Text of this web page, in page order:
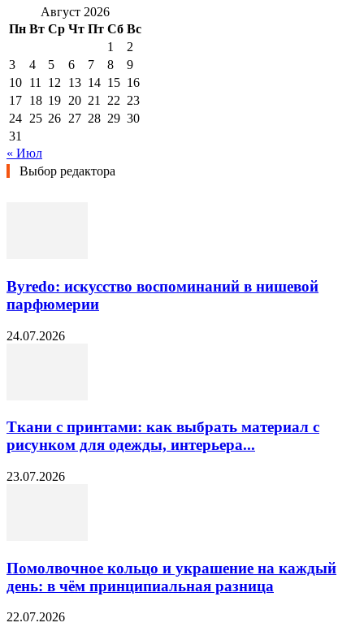
Август 2026
Пн Вт Ср Чт Пт Сб Вс
1
2
3
4 5 6 7 8
9
10 11 12 13 14 15 16
17 18 19 20 21 22 23
24 25 26 27 28 29 30
31
« Июл
Выбор редактора
Byredo: искусство воспоминаний в нишевой
парфюмерии
24.07.2026
Ткани с принтами: как выбрать материал с
рисунком для одежды, интерьера...
23.07.2026
Помолвочное кольцо и украшение на каждый
день: в чём принципиальная разница
22.07.2026